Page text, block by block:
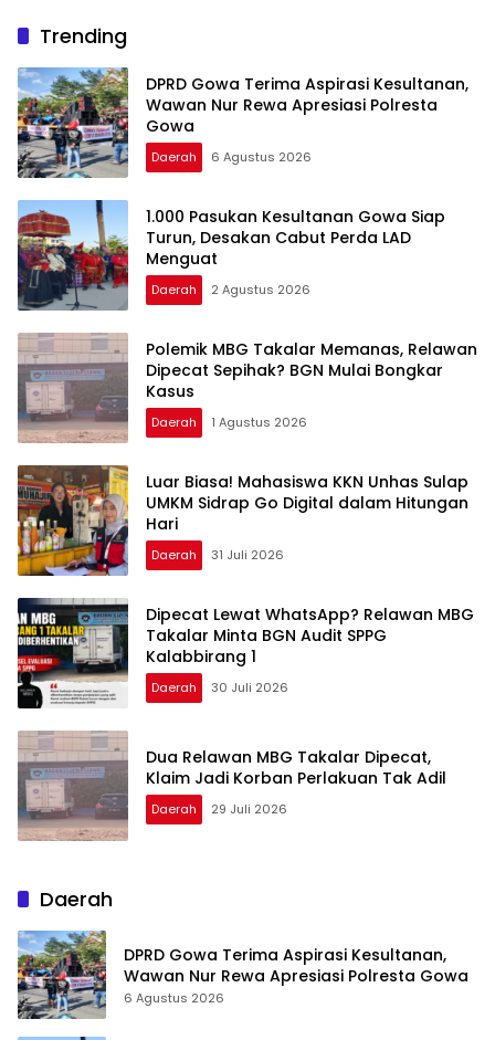
Trending
DPRD Gowa Terima Aspirasi Kesultanan,
Wawan Nur Rewa Apresiasi Polresta
Gowa
Daerah 6 Agustus 2026
1.000 Pasukan Kesultanan Gowa Siap
Turun, Desakan Cabut Perda LAD
Menguat
Daerah 2 Agustus 2026
Polemik MBG Takalar Memanas, Relawan
Dipecat Sepihak? BGN Mulai Bongkar
Kasus
Daerah 1 Agustus 2026
Luar Biasa! Mahasiswa KKN Unhas Sulap
UMKM Sidrap Go Digital dalam Hitungan
Hari
Daerah 31 Juli 2026
Dipecat Lewat WhatsApp? Relawan MBG
Takalar Minta BGN Audit SPPG
Kalabbirang 1
Daerah 30 Juli 2026
Dua Relawan MBG Takalar Dipecat,
Klaim Jadi Korban Perlakuan Tak Adil
Daerah 29 Juli 2026
Daerah
DPRD Gowa Terima Aspirasi Kesultanan,
Wawan Nur Rewa Apresiasi Polresta Gowa
6 Agustus 2026